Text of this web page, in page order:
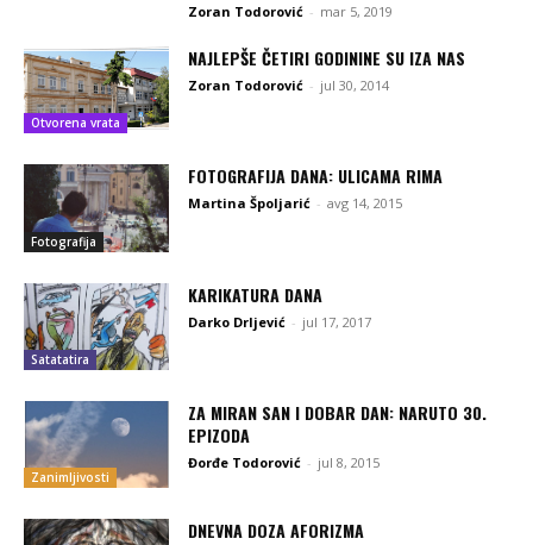
Zoran Todorović - mar 5, 2019
Otvorena vrata
NAJLEPŠE ČETIRI GODININE SU IZA NAS
Zoran Todorović - jul 30, 2014
Fotografija
FOTOGRAFIJA DANA: ULICAMA RIMA
Martina Špoljarić - avg 14, 2015
Satatatira
KARIKATURA DANA
Darko Drljević - jul 17, 2017
Zanimljivosti
ZA MIRAN SAN I DOBAR DAN: NARUTO 30.
EPIZODA
Đorđe Todorović - jul 8, 2015
DNEVNA DOZA AFORIZMA